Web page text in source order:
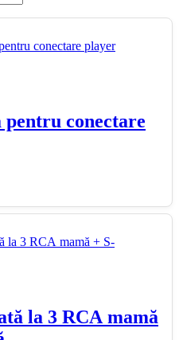
pentru conectare
la 3 RCA mamă